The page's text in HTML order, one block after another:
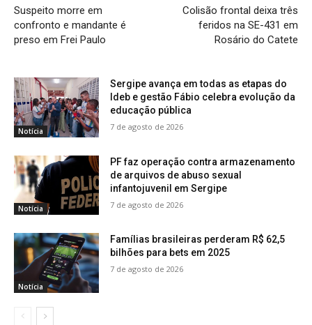
Suspeito morre em
confronto e mandante é
preso em Frei Paulo
Colisão frontal deixa três
feridos na SE-431 em
Rosário do Catete
Notícia
Sergipe avança em todas as etapas do
Ideb e gestão Fábio celebra evolução da
educação pública
7 de agosto de 2026
Notícia
PF faz operação contra armazenamento
de arquivos de abuso sexual
infantojuvenil em Sergipe
7 de agosto de 2026
Notícia
Famílias brasileiras perderam R$ 62,5
bilhões para bets em 2025
7 de agosto de 2026